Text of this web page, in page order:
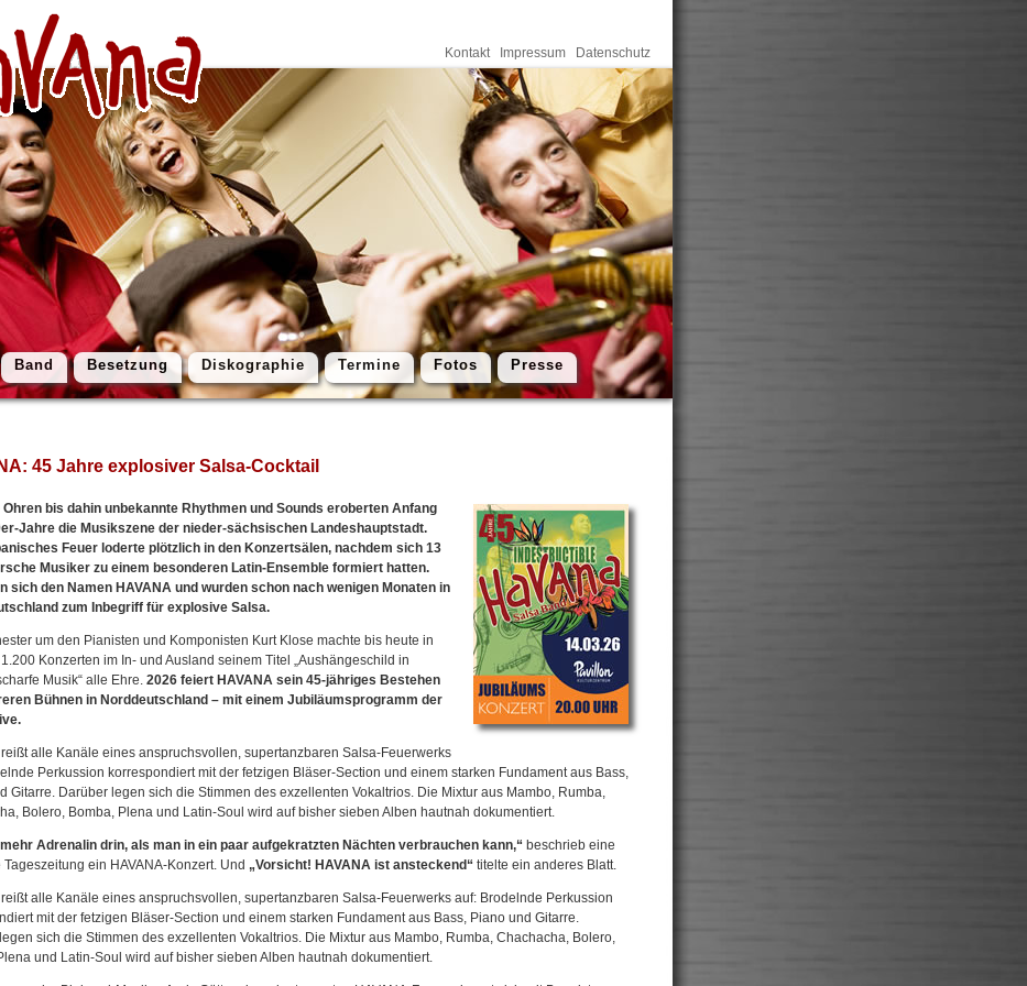
Kontakt Impressum Datenschutz
Band Besetzung Diskographie Termine Fotos Presse
45 Jahre explosiver Salsa-Cocktail
Ohren bis dahin unbekannte Rhythmen und Sounds eroberten Anfang
Jahre die Musikszene der nieder-sächsischen Landeshauptstadt.
Feuer loderte plötzlich in den Konzertsälen, nachdem sich 13
Musiker zu einem besonderen Latin-Ensemble formiert hatten.
sich den Namen HAVANA und wurden schon nach wenigen Monaten in
zum Inbegriff für explosive Salsa.
um den Pianisten und Komponisten Kurt Klose machte bis heute in
Konzerten im In- und Ausland seinem Titel „Aushängeschild in
Musik“ alle Ehre. 2026 feiert HAVANA sein 45-jähriges Bestehen
Bühnen in Norddeutschland – mit einem Jubiläumsprogramm der
reißt alle Kanäle eines anspruchsvollen, supertanzbaren Salsa-Feuerwerks
Perkussion korrespondiert mit der fetzigen Bläser-Section und einem starken Fundament aus Bass,
Gitarre. Darüber legen sich die Stimmen des exzellenten Vokaltrios. Die Mixtur aus Mambo, Rumba,
Bolero, Bomba, Plena und Latin-Soul wird auf bisher sieben Alben hautnah dokumentiert.
Adrenalin drin, als man in ein paar aufgekratzten Nächten verbrauchen kann,“ beschrieb eine
ein HAVANA-Konzert. Und „Vorsicht! HAVANA ist ansteckend“ titelte ein anderes Blatt.
reißt alle Kanäle eines anspruchsvollen, supertanzbaren Salsa-Feuerwerks auf: Brodelnde Perkussion
mit der fetzigen Bläser-Section und einem starken Fundament aus Bass, Piano und Gitarre.
sich die Stimmen des exzellenten Vokaltrios. Die Mixtur aus Mambo, Rumba, Chachacha, Bolero,
und Latin-Soul wird auf bisher sieben Alben hautnah dokumentiert.